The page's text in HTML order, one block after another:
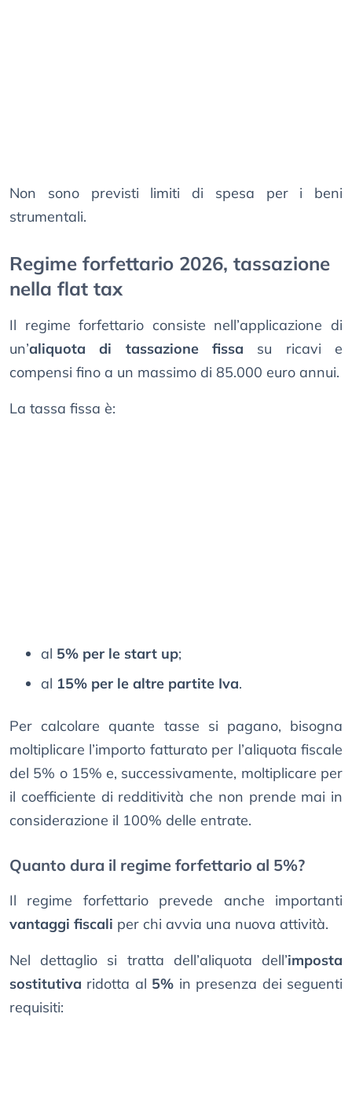
Non sono previsti limiti di spesa per i beni
strumentali.
Regime forfettario 2026, tassazione
nella flat tax
Il regime forfettario consiste nell’applicazione di
un’aliquota di tassazione fissa su ricavi e
compensi fino a un massimo di 85.000 euro annui.
La tassa fissa è:
al 5% per le start up;
al 15% per le altre partite Iva.
Per calcolare quante tasse si pagano, bisogna
moltiplicare l’importo fatturato per l’aliquota fiscale
del 5% o 15% e, successivamente, moltiplicare per
il coefficiente di redditività che non prende mai in
considerazione il 100% delle entrate.
Quanto dura il regime forfettario al 5%?
Il regime forfettario prevede anche importanti
vantaggi fiscali per chi avvia una nuova attività.
Nel dettaglio si tratta dell’aliquota dell’imposta
sostitutiva ridotta al 5% in presenza dei seguenti
requisiti: